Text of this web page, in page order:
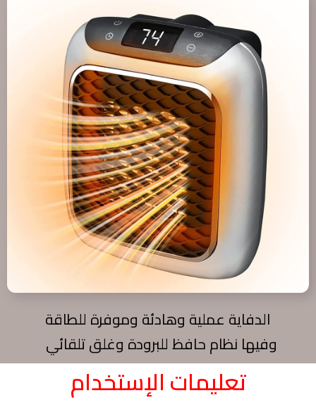
الدفاية عملية وهادئة وموفرة للطاقة
وفيها نظام حافظ للبرودة وغلق تلقائي
تعليمات الإستخدام